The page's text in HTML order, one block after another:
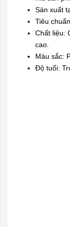
Sản xuất
Tiêu
Chất liệu:
cao.
Màu sắc:
Độ tuổi: